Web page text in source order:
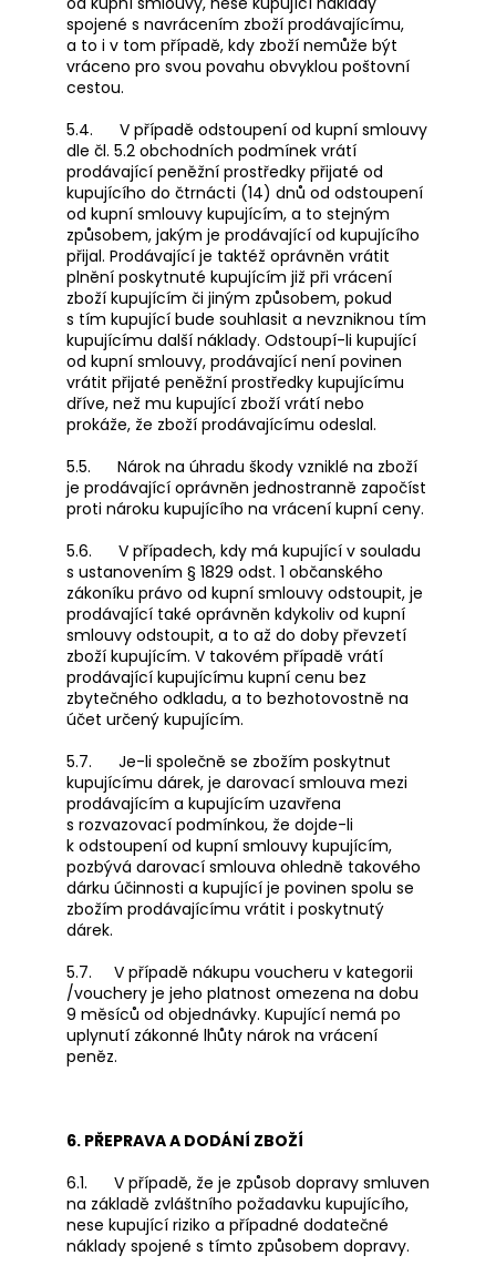
spojené s navrácením zboží prodávajícímu,
a to i v tom případě, kdy zboží nemůže být
vráceno pro svou povahu obvyklou poštovní
cestou.
5.4. V případě odstoupení od kupní smlouvy
dle čl. 5.2 obchodních podmínek vrátí
prodávající peněžní prostředky přijaté od
kupujícího do čtrnácti (14) dnů od odstoupení
od kupní smlouvy kupujícím, a to stejným
způsobem, jakým je prodávající od kupujícího
přijal. Prodávající je taktéž oprávněn vrátit
plnění poskytnuté kupujícím již při vrácení
zboží kupujícím či jiným způsobem, pokud
s tím kupující bude souhlasit a nevzniknou tím
kupujícímu další náklady. Odstoupí-li kupující
od kupní smlouvy, prodávající není povinen
vrátit přijaté peněžní prostředky kupujícímu
dříve, než mu kupující zboží vrátí nebo
prokáže, že zboží prodávajícímu odeslal.
5.5. Nárok na úhradu škody vzniklé na zboží
je prodávající oprávněn jednostranně započíst
proti nároku kupujícího na vrácení kupní ceny.
5.6. V případech, kdy má kupující v souladu
s ustanovením § 1829 odst. 1 občanského
zákoníku právo od kupní smlouvy odstoupit, je
prodávající také oprávněn kdykoliv od kupní
smlouvy odstoupit, a to až do doby převzetí
zboží kupujícím. V takovém případě vrátí
prodávající kupujícímu kupní cenu bez
zbytečného odkladu, a to bezhotovostně na
účet určený kupujícím.
5.7. Je-li společně se zbožím poskytnut
kupujícímu dárek, je darovací smlouva mezi
prodávajícím a kupujícím uzavřena
s rozvazovací podmínkou, že dojde-li
k odstoupení od kupní smlouvy kupujícím,
pozbývá darovací smlouva ohledně takového
dárku účinnosti a kupující je povinen spolu se
zbožím prodávajícímu vrátit i poskytnutý
dárek.
5.7. V případě nákupu voucheru v kategorii
/vouchery je jeho platnost omezena na dobu
9 měsíců od objednávky. Kupující nemá po
uplynutí zákonné lhůty nárok na vrácení
peněz.
6. PŘEPRAVA A DODÁNÍ ZBOŽÍ
6.1. V případě, že je způsob dopravy smluven
na základě zvláštního požadavku kupujícího,
nese kupující riziko a případné dodatečné
náklady spojené s tímto způsobem dopravy.